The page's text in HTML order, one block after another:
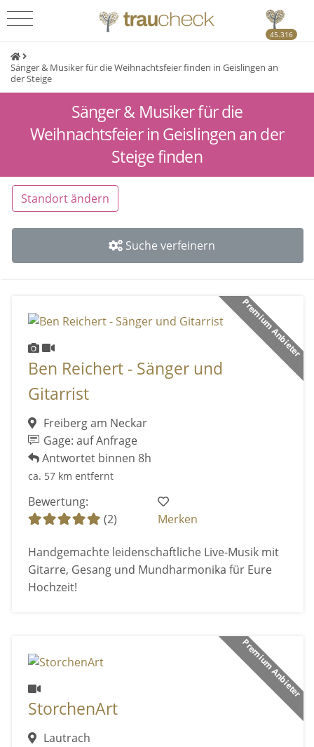
45.316
Sänger & Musiker für die Weihnachtsfeier finden in Geislingen an
der Steige
Sänger & Musiker für die
Weihnachtsfeier in Geislingen an der
Steige finden
Standort ändern
Suche verfeinern
Premium Anbieter
Ben Reichert - Sänger und
Gitarrist
Freiberg am Neckar
Gage: auf Anfrage
Antwortet binnen 8h
ca. 57 km entfernt
Bewertung:
(2)
Merken
Handgemachte leidenschaftliche Live-Musik mit
Gitarre, Gesang und Mundharmonika für Eure
Hochzeit!
Premium Anbieter
StorchenArt
Lautrach